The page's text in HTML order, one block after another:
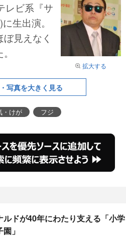
拡大する
レビ系『サ
生出演。
見えなく
写真を大きく見る
・けが フジ
ルドが40年にわたり支える「小学
」